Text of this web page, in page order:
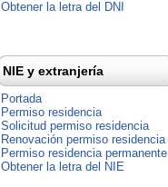
Obtener la letra del DNI
NIE y extranjería
Portada
Permiso residencia
Solicitud permiso residencia
Renovación permiso residencia
Permiso residencia permanente
Obtener la letra del NIE